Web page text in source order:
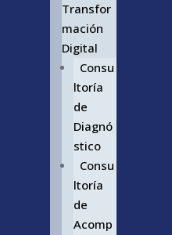
Transfor
mación
Digital
Consu
ltoría
de
Diagnó
stico
Consu
ltoría
de
Acomp